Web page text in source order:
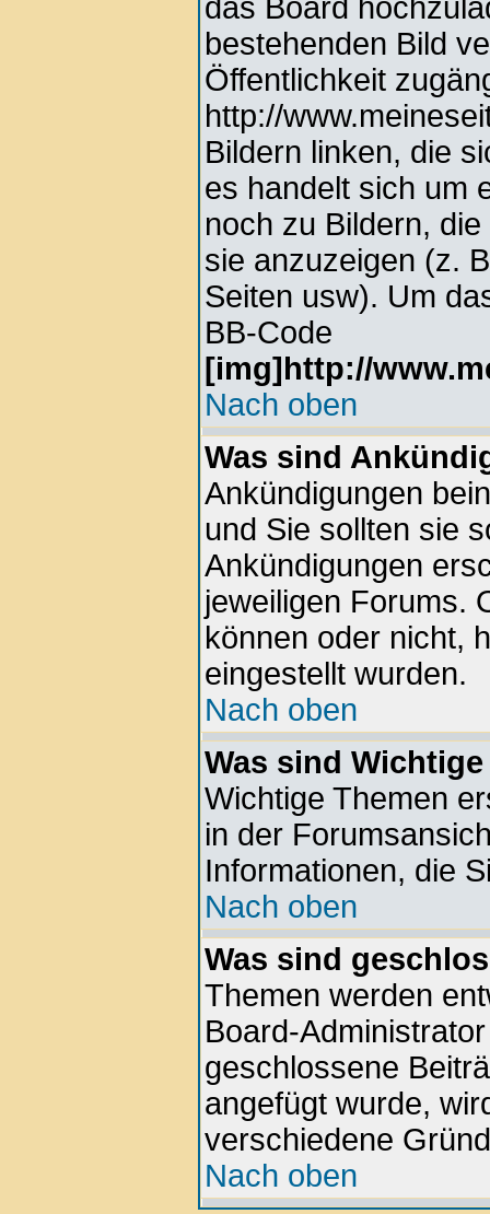
das Board
bestehenden Bild
Öffentlichkeit
http://
Bildern linken, die
es handelt sich um
noch zu Bildern,
sie anzuzeigen (z.
Seiten usw). Um
BB-Code
[img]http://
Nach oben
Was sind
Ankündigungen
und Sie sollten sie
Ankündigungen
jeweiligen Forums.
können oder nicht,
eingestellt wurden.
Nach oben
Was sind
Wichtige Themen
in der
Informationen, die
Nach oben
Was sind
Themen werden
Board-
geschlossene
angefügt wurde,
verschiedene
Nach oben